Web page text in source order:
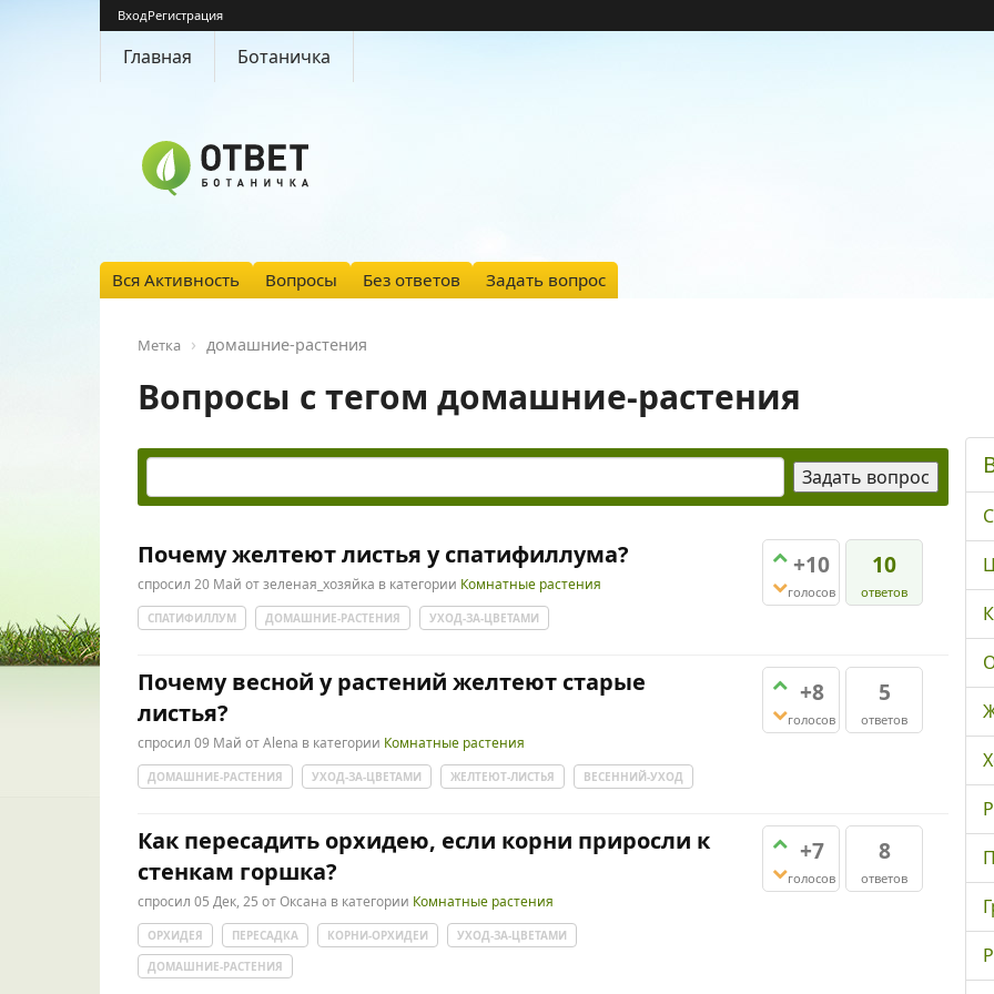
ВходРегистрация
Главная Ботаничка
Вся Активность Вопросы Без ответов Задать вопрос
Метка домашние-растения
Вопросы с тегом домашние-растения
+10
голосов
10
ответов
Почему желтеют листья у спатифиллума?
спросил 20 Май отзеленая_хозяйка в категории Комнатные растения
СПАТИФИЛЛУМ ДОМАШНИЕ-РАСТЕНИЯ УХОД-ЗА-ЦВЕТАМИ
+8
голосов
5
ответов
Почему весной у растений желтеют старые
листья?
спросил 09 Май отAlena в категории Комнатные растения
ДОМАШНИЕ-РАСТЕНИЯ УХОД-ЗА-ЦВЕТАМИ ЖЕЛТЕЮТ-ЛИСТЬЯ ВЕСЕННИЙ-УХОД
+7
голосов
8
ответов
Как пересадить орхидею, если корни приросли к
стенкам горшка?
спросил 05 Дек, 25 отОксана в категории Комнатные растения
ОРХИДЕЯ ПЕРЕСАДКА КОРНИ-ОРХИДЕИ
УХОД-ЗА-ЦВЕТАМИ
ДОМАШНИЕ-РАСТЕНИЯ